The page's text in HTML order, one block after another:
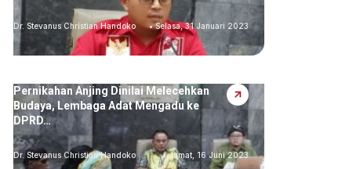
Dr. Stevanus Christian Handoko • Selasa, 31 Januari 2023
Pernikahan Anjing Dinilai Melecehkan
Budaya, Lembaga Adat Mengadu ke
DPRD…
Dr. Stevanus Christian Handoko • Jumat, 16 Juni 2023